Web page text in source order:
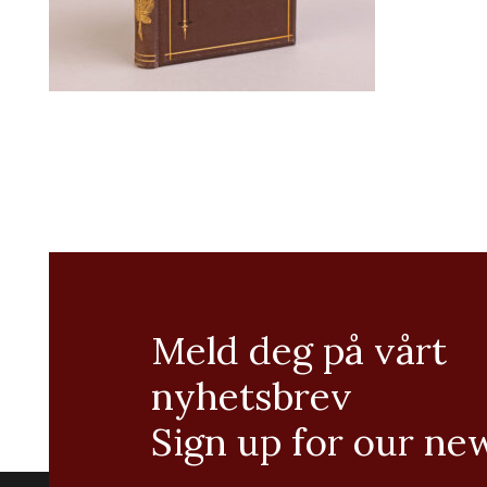
Meld deg på vårt
nyhetsbrev
Sign up for our